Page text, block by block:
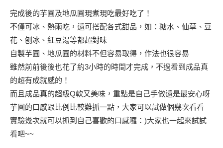
完成後的芋圓及地瓜圓現煮現吃最好吃了！
不僅可冰、熱兩吃，還可搭配各式甜品，如：糖水、仙草、豆
花、刨冰、紅豆湯等都超對味
自製芋圓、地瓜圓的材料不但容易取得，作法也很容易
雖然前前後後也花了約3小時的時間才完成，不過看到成品真
的超有成就感的！
而且成品真的超級Q軟又美味，重點是自己手做還是最安心呀
芋圓的口感跟比例比較難抓一點，大家可以試做個幾次看看
實驗幾次就可以抓到自己喜歡的口感囉：)大家也一起來試試
看吧~~